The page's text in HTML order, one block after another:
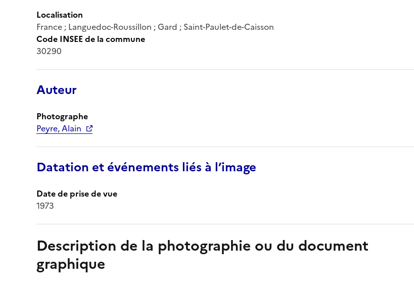
Localisation
France ; Languedoc-Roussillon ; Gard ; Saint-Paulet-de-Caisson
Code INSEE de la commune
30290
Auteur
Photographe
Peyre, Alain
Datation et événements liés à l’image
Date de prise de vue
1973
Description de la photographie ou du document
graphique